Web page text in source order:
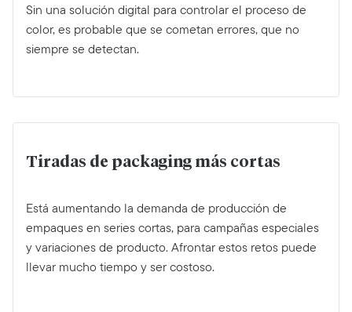
Sin una solución digital para controlar el proceso de
color, es probable que se cometan errores, que no
siempre se detectan.
Tiradas de packaging más cortas
Está aumentando la demanda de producción de
empaques en series cortas, para campañas especiales
y variaciones de producto. Afrontar estos retos puede
llevar mucho tiempo y ser costoso.